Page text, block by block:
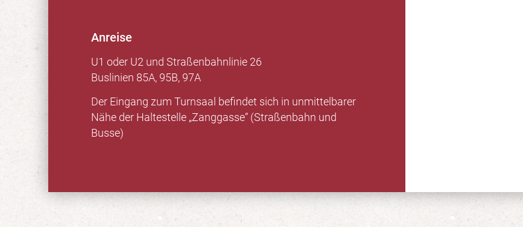
Anreise
U1 oder U2 und Straßenbahnlinie 26
Buslinien 85A, 95B, 97A
Der Eingang zum Turnsaal befindet sich in unmittelbarer
Nähe der Haltestelle „Zanggasse“ (Straßenbahn und
Busse)